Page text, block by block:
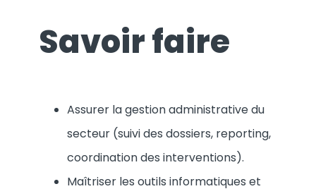
Savoir faire
Assurer la gestion administrative du
secteur (suivi des dossiers, reporting,
coordination des interventions).
Maîtriser les outils informatiques et